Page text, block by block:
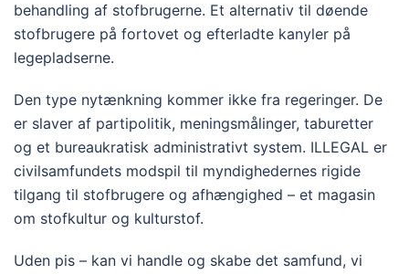
behandling af stofbrugerne. Et alternativ til døende
stofbrugere på fortovet og efterladte kanyler på
legepladserne.
Den type nytænkning kommer ikke fra regeringer. De
er slaver af partipolitik, meningsmålinger, taburetter
og et bureaukratisk administrativt system. ILLEGAL er
civilsamfundets modspil til myndighedernes rigide
tilgang til stofbrugere og afhængighed – et magasin
om stofkultur og kulturstof.
Uden pis – kan vi handle og skabe det samfund, vi